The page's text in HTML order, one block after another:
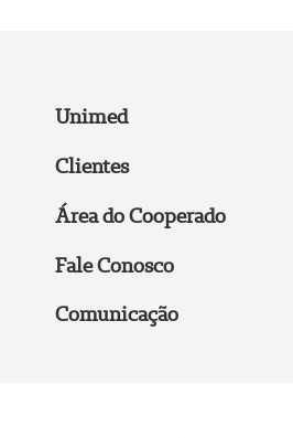
Unimed
Clientes
Área do Cooperado
Fale Conosco
Comunicação